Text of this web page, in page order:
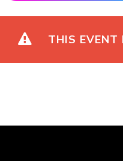
THIS EVENT